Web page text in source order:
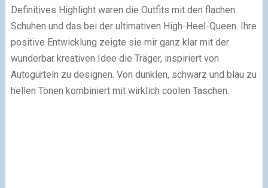
Definitives Highlight waren die Outfits mit den flachen
Schuhen und das bei der ultimativen High-Heel-Queen. Ihre
positive Entwicklung zeigte sie mir ganz klar mit der
wunderbar kreativen Idee die Träger, inspiriert von
Autogürteln zu designen. Von dunklen, schwarz und blau zu
hellen Tönen kombiniert mit wirklich coolen Taschen.